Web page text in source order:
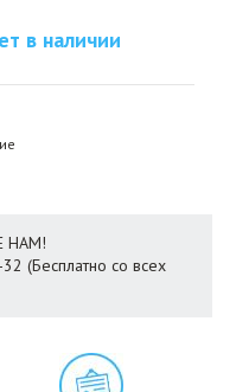
в наличии
НАМ!
(Бесплатно со всех